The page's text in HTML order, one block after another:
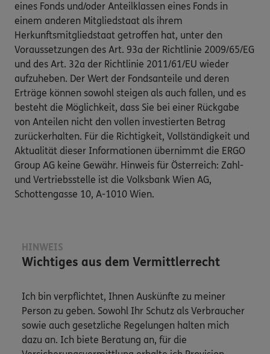
eines Fonds und/oder Anteilklassen eines Fonds in
einem anderen Mitgliedstaat als ihrem
Herkunftsmitgliedstaat getroffen hat, unter den
Voraussetzungen des Art. 93a der Richtlinie 2009/65/EG
und des Art. 32a der Richtlinie 2011/61/EU wieder
aufzuheben. Der Wert der Fondsanteile und deren
Erträge können sowohl steigen als auch fallen, und es
besteht die Möglichkeit, dass Sie bei einer Rückgabe
von Anteilen nicht den vollen investierten Betrag
zurückerhalten. Für die Richtigkeit, Vollständigkeit und
Aktualität dieser Informationen übernimmt die ERGO
Group AG keine Gewähr. Hinweis für Österreich: Zahl-
und Vertriebsstelle ist die Volksbank Wien AG,
Schottengasse 10, A-1010 Wien.
HINWEIS
Wichtiges aus dem Vermittlerrecht
Ich bin verpflichtet, Ihnen Auskünfte zu meiner
Person zu geben. Sowohl Ihr Schutz als Verbraucher
sowie auch gesetzliche Regelungen halten mich
dazu an. Ich biete Beratung an, für die